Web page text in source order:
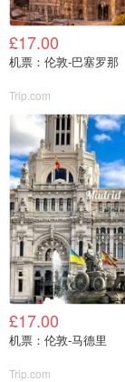
£17.00
机票：伦敦-巴塞罗那
Trip.com
£17.00
机票：伦敦-马德里
Trip.com